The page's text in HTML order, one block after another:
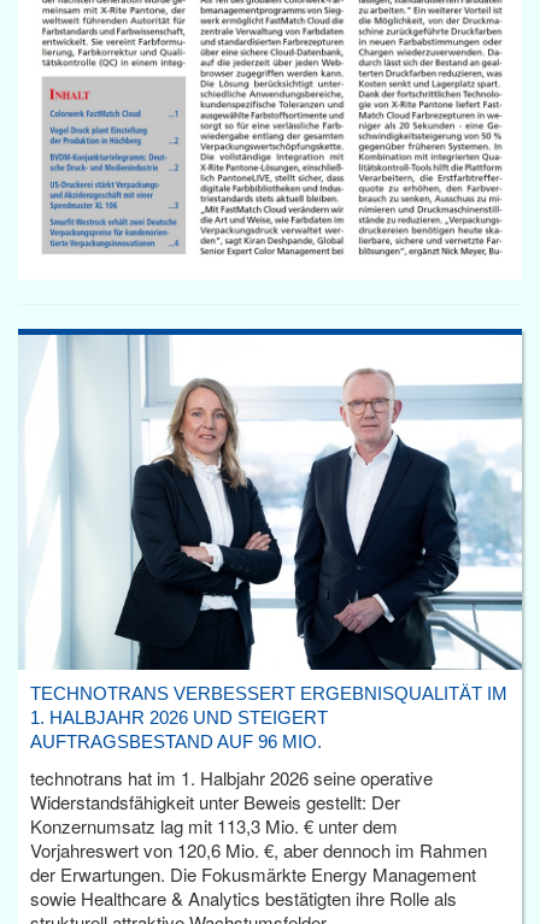
TECHNOTRANS VERBESSERT ERGEBNISQUALITÄT IM
1. HALBJAHR 2026 UND STEIGERT
AUFTRAGSBESTAND AUF 96 MIO.
technotrans hat im 1. Halbjahr 2026 seine operative
Widerstandsfähigkeit unter Beweis gestellt: Der
Konzernumsatz lag mit 113,3 Mio. € unter dem
Vorjahreswert von 120,6 Mio. €, aber dennoch im Rahmen
der Erwartungen. Die Fokusmärkte Energy Management
sowie Healthcare & Analytics bestätigten ihre Rolle als